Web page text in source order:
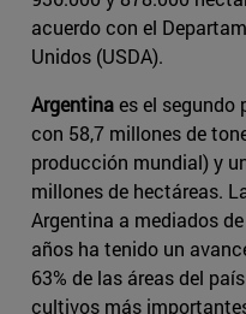
acuerdo con el
Unidos (USDA).
Argentinaes el segundo
con 58,7 millones de
producción mundial) y
millones de hectáreas.
Argentina a mediados
años ha tenido un
63% de las áreas del
cultivos más